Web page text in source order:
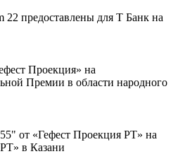
предоставлены для Т Банк на
Проекция» на
Премии в области народного
от «Гефест Проекция РТ» на
в Казани